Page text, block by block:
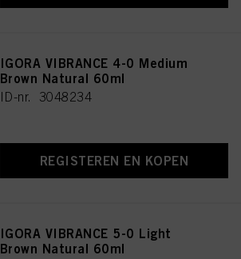
IGORA VIBRANCE 4-0 Medium
Brown Natural 60ml
ID-nr. 3048234
REGISTEREN EN KOPEN
IGORA VIBRANCE 5-0 Light
Brown Natural 60ml